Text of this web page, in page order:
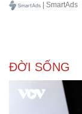
| SmartAds
ĐỜI SỐNG